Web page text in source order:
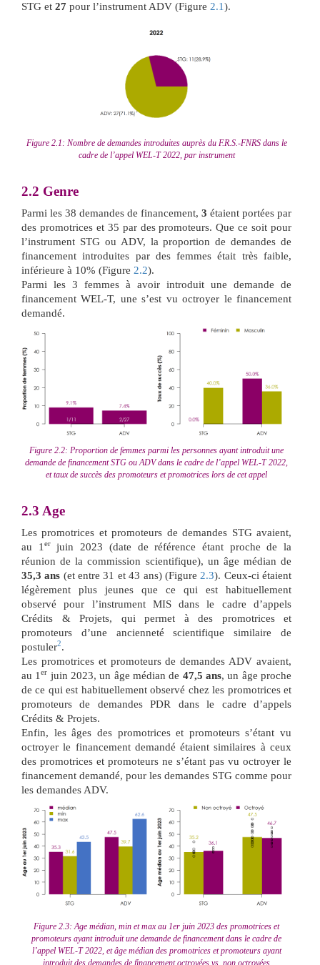
STG et 27 pour l’instrument ADV (Figure 2.1).
Figure 2.1: Nombre de demandes introduites auprès du F.R.S.-FNRS dans le
cadre de l’appel WEL-T 2022, par instrument
2.2 Genre
Parmi les 38 demandes de financement, 3 étaient portées par
des promotrices et 35 par des promoteurs. Que ce soit pour
l’instrument STG ou ADV, la proportion de demandes de
financement introduites par des femmes était très faible,
inférieure à 10% (Figure 2.2).
Parmi les 3 femmes à avoir introduit une demande de
financement WEL-T, une s’est vu octroyer le financement
demandé.
Figure 2.2: Proportion de femmes parmi les personnes ayant introduit une
demande de financement STG ou ADV dans le cadre de l’appel WEL-T 2022,
et taux de succès des promoteurs et promotrices lors de cet appel
2.3 Age
Les promotrices et promoteurs de demandes STG avaient,
au 1 erjuin 2023 (date de référence étant proche de la
réunion de la commission scientifique), un âge médian de
35,3 ans (et entre 31 et 43 ans) (Figure 2.3). Ceux-ci étaient
légèrement plus jeunes que ce qui est habituellement
observé pour l’instrument MIS dans le cadre d’appels
Crédits & Projets, qui permet à des promotrices et
promoteurs d’une ancienneté scientifique similaire de
postuler2.
Les promotrices et promoteurs de demandes ADV avaient,
au 1er juin 2023, un âge médian de 47,5 ans, un âge proche
de ce qui est habituellement observé chez les promotrices et
promoteurs de demandes PDR dans le cadre d’appels
Crédits & Projets.
Enfin, les âges des promotrices et promoteurs s’étant vu
octroyer le financement demandé étaient similaires à ceux
des promotrices et promoteurs ne s’étant pas vu octroyer le
financement demandé, pour les demandes STG comme pour
les demandes ADV.
Figure 2.3: Age médian, min et max au 1er juin 2023 des promotrices et
promoteurs ayant introduit une demande de financement dans le cadre de
l’appel WEL-T 2022, et âge médian des promotrices et promoteurs ayant
introduit des demandes de financement octroyées vs. non octroyées